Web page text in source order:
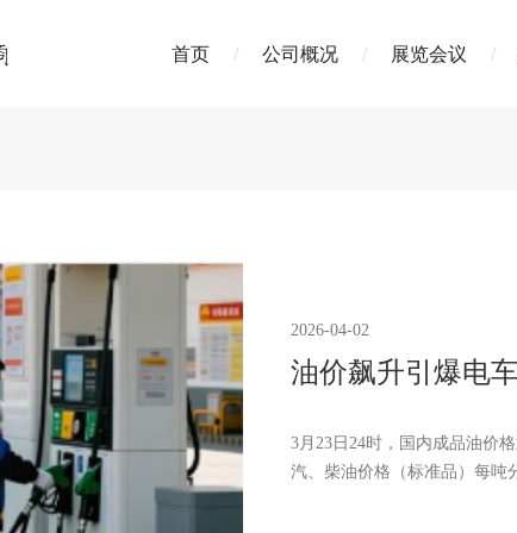
首页 公司概况 展览会议
2026-04-02
油价飙升引爆电
扬的背后
3月23日24时，国内成品油价
汽、柴油价格（标准品）每吨